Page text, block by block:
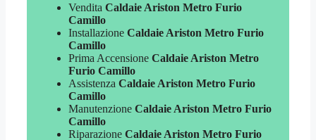
Vendita Caldaie Ariston Metro Furio
Camillo
Installazione Caldaie Ariston Metro Furio
Camillo
Prima Accensione Caldaie Ariston Metro
Furio Camillo
Assistenza Caldaie Ariston Metro Furio
Camillo
Manutenzione Caldaie Ariston Metro Furio
Camillo
Riparazione Caldaie Ariston Metro Furio